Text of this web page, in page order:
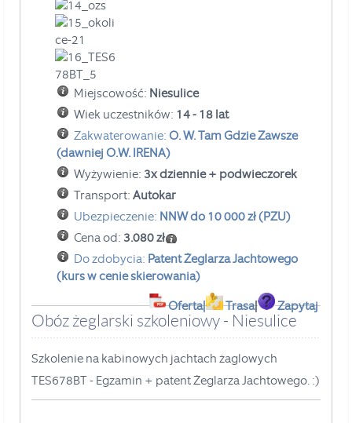
Miejscowość: Niesulice
Wiek uczestników: 14 - 18 lat
Zakwaterowanie: O. W. Tam Gdzie Zawsze
(dawniej O.W. IRENA)
Wyżywienie: 3x dziennie + podwieczorek
Transport: Autokar
Ubezpieczenie: NNW do 10 000 zł (PZU)
Cena od: 3.080 zł
Do zdobycia: Patent Żeglarza Jachtowego
(kurs w cenie skierowania)
Oferta| Trasa| Zapytaj
Obóz żeglarski szkoleniowy - Niesulice
Szkolenie na kabinowych jachtach żaglowych
TES678BT - Egzamin + patent Żeglarza Jachtowego. :)